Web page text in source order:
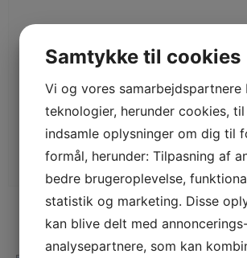
100,00
Tilføj til kurv
Samtykke til cookies
Vi og vores samarbejdspartnere
teknologier, herunder cookies,
indsamle oplysninger om dig til
formål, herunder: Tilpasning af
bedre brugeroplevelse,
statistik og marketing. Disse
kan blive delt med
analysepartnere, som kan